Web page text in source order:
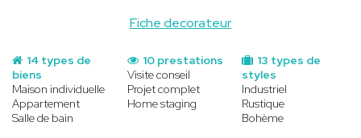
Fiche decorateur
14 types de
biens
Maison individuelle
Appartement
Salle de bain
13 types de
styles
Industriel
Rustique
Bohème
10 prestations
Visite conseil
Projet complet
Home staging